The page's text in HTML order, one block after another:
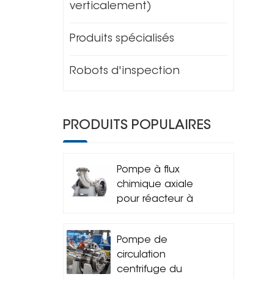
verticalement)
Produits spécialisés
Robots d'inspection
PRODUITS POPULAIRES
Pompe à flux
chimique axiale
pour réacteur à
Pompe de
circulation
centrifuge du